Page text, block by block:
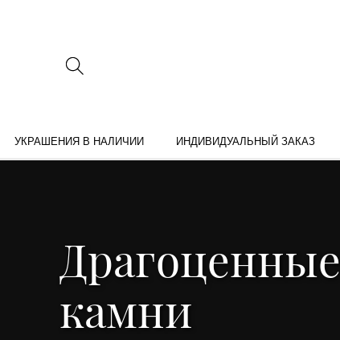
УКРАШЕНИЯ В НАЛИЧИИ ИНДИВИДУАЛЬНЫЙ ЗАКАЗ
Драгоценные
камни